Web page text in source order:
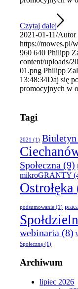
Czytaj dalej
2021-01-11/Autor
https://mowes.pl/
960 640 Philipp
content/uploads/
01.png Philipp
13:48:34Daj się
promocyjnych w
Tagi
2021 (1) Biuletyn
Społeczna (9)
mikroGRANTY
Ostrołęka
podsumowanie (1)
webinaria (8)
Społeczną (1)
Archiwum
lipiec 2026